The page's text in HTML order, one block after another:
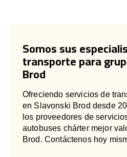
Somos sus
transporte para
Brod
Ofreciendo servicios de
en Slavonski Brod desde
los proveedores de
autobuses chárter mejor
Brod. Contáctenos hoy